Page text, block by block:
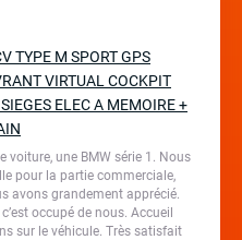
TYPE M SPORT GPS
VIRTUAL COCKPIT
ELEC A MEMOIRE +
voiture, une BMW série 1. Nous
pour la partie commerciale,
avons grandement apprécié.
occupé de nous. Accueil
sur le véhicule. Très satisfait